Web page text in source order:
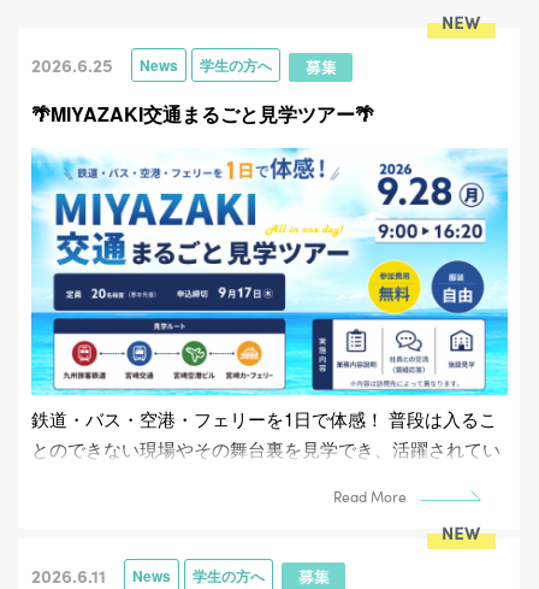
2026.6.25 News 学生の方へ
🌴MIYAZAKI交通まるごと見学ツアー🌴
鉄道・バス・空港・フェリーを1日で体感！ 普段は入るこ
とのできない現場やその舞台裏を見学でき、活躍されてい
Read More
2026.6.11 News 学生の方へ